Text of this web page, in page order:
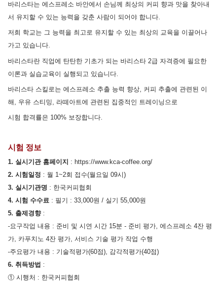
바리스타는 에스프레소 바안에서 손님께 최상의 커피 향과 맛을 찾아내
서 유지할 수 있는 능력을 갖춘 사람이 되어야 합니다.
저희 학교는 그 능력을 최고로 유지할 수 있는 최상의 교육을 이끌어나
가고 있습니다.
바리스타란 직업에 탄탄한 기초가 되는 바리스타 2급 자격증에 필요한
이론과 실습교육이 실행되고 있습니다.
바리스타 스킬로는 에스프레소 추출 능력 향상, 커피 추출에 관련된 이
해, 우유 스티밍, 라떼아트에 관련된 집중적인 트레이닝으로
시험 합격률은 100% 보장합니다.
시험 정보
1. 실시기관 홈페이지 : https://www.kca-coffee.org/
2. 시험일정 : 월 1~2회 접수(월요일 09시)
3. 실시기관명 : 한국커피협회
4. 시험 수수료 : 필기 : 33,000원 / 실기 55,000원
5. 출제경향 :
-요구작업 내용 : 준비 및 시연 시간 15분 - 준비 평가, 에스프레소 4잔 평
가, 카푸치노 4잔 평가, 서비스 기술 평가 작업 수행
-주요평가 내용 : 기술적평가(60점), 감각적평가(40점)
6. 취득방법 :
① 시행처 : 한국커피협회